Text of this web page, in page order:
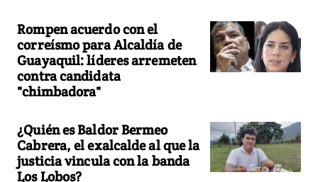
Rompen acuerdo con el
correísmo para Alcaldía de
Guayaquil: líderes arremeten
contra candidata
"chimbadora"
¿Quién es Baldor Bermeo
Cabrera, el exalcalde al que la
justicia vincula con la banda
Los Lobos?